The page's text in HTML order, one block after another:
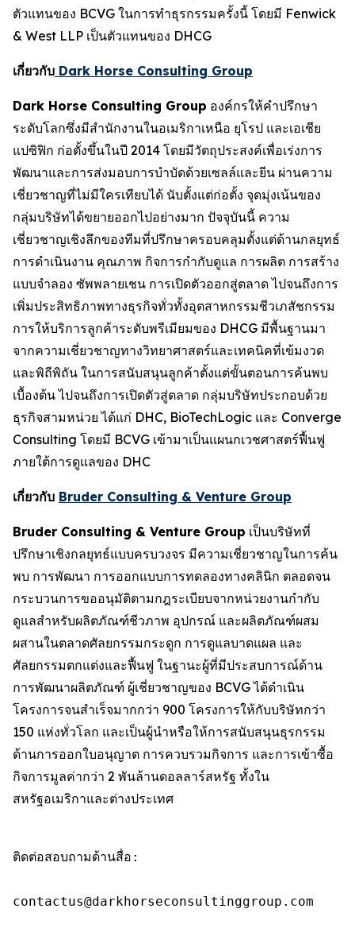
ตัวแทนของ BCVG ในการทำธุรกรรมครั้งนี้ โดยมี Fenwick
& West LLP เป็นตัวแทนของ DHCG
เกี่ยวกับ Dark Horse Consulting Group
Dark Horse Consulting Group องค์กรให้คำปรึกษา
ระดับโลกซึ่งมีสำนักงานในอเมริกาเหนือ ยุโรป และเอเชีย
แปซิฟิก ก่อตั้งขึ้นในปี 2014 โดยมีวัตถุประสงค์เพื่อเร่งการ
พัฒนาและการส่งมอบการบำบัดด้วยเซลล์และยีน ผ่านความ
เชี่ยวชาญที่ไม่มีใครเทียบได้ นับตั้งแต่ก่อตั้ง จุดมุ่งเน้นของ
กลุ่มบริษัทได้ขยายออกไปอย่างมาก ปัจจุบันนี้ ความ
เชี่ยวชาญเชิงลึกของทีมที่ปรึกษาครอบคลุมตั้งแต่ด้านกลยุทธ์
การดำเนินงาน คุณภาพ กิจการกำกับดูแล การผลิต การสร้าง
แบบจำลอง ซัพพลายเชน การเปิดตัวออกสู่ตลาด ไปจนถึงการ
เพิ่มประสิทธิภาพทางธุรกิจทั่วทั้งอุตสาหกรรมชีวเภสัชกรรม
การให้บริการลูกค้าระดับพรีเมียมของ DHCG มีพื้นฐานมา
จากความเชี่ยวชาญทางวิทยาศาสตร์และเทคนิคที่เข้มงวด
และพิถีพิถัน ในการสนับสนุนลูกค้าตั้งแต่ขั้นตอนการค้นพบ
เบื้องต้น ไปจนถึงการเปิดตัวสู่ตลาด กลุ่มบริษัทประกอบด้วย
ธุรกิจสามหน่วย ได้แก่ DHC, BioTechLogic และ Converge
Consulting โดยมี BCVG เข้ามาเป็นแผนกเวชศาสตร์ฟื้นฟู
ภายใต้การดูแลของ DHC
เกี่ยวกับ Bruder Consulting & Venture Group
Bruder Consulting & Venture Group เป็นบริษัทที่
ปรึกษาเชิงกลยุทธ์แบบครบวงจร มีความเชี่ยวชาญในการค้น
พบ การพัฒนา การออกแบบการทดลองทางคลินิก ตลอดจน
กระบวนการขออนุมัติตามกฎระเบียบจากหน่วยงานกำกับ
ดูแลสำหรับผลิตภัณฑ์ชีวภาพ อุปกรณ์ และผลิตภัณฑ์ผสม
ผสานในตลาดศัลยกรรมกระดูก การดูแลบาดแผล และ
ศัลยกรรมตกแต่งและฟื้นฟู ในฐานะผู้ที่มีประสบการณ์ด้าน
การพัฒนาผลิตภัณฑ์ ผู้เชี่ยวชาญของ BCVG ได้ดำเนิน
โครงการจนสำเร็จมากกว่า 900 โครงการให้กับบริษัทกว่า
150 แห่งทั่วโลก และเป็นผู้นำหรือให้การสนับสนุนธุรกรรม
ด้านการออกใบอนุญาต การควบรวมกิจการ และการเข้าซื้อ
กิจการมูลค่ากว่า 2 พันล้านดอลลาร์สหรัฐ ทั้งใน
สหรัฐอเมริกาและต่างประเทศ
ติดต่อสอบถามด้านสื่อ:
contactus@darkhorseconsultinggroup.com